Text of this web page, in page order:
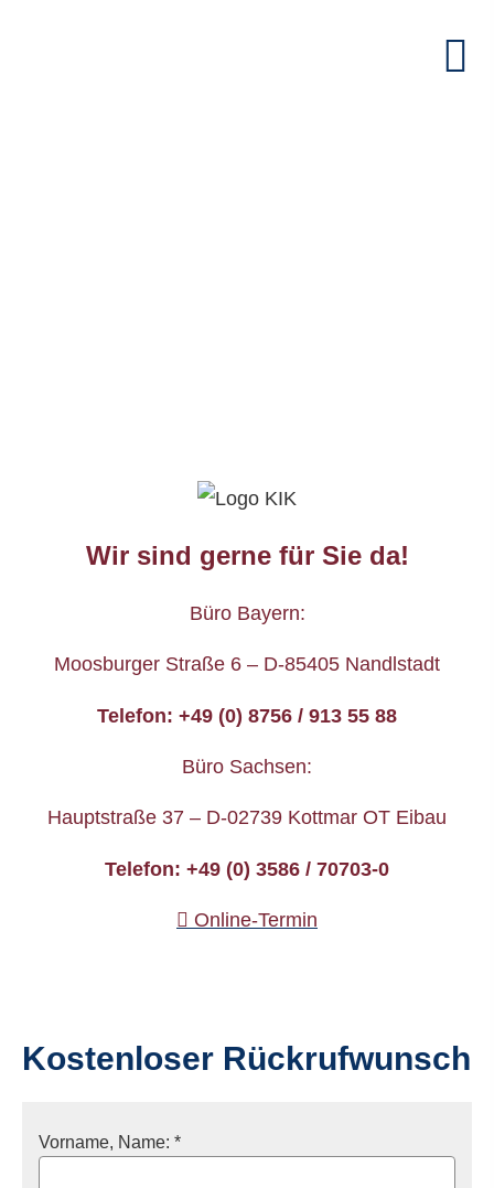
Wir sind gerne für Sie da!
Büro Bayern:
Moosburger Straße 6 – D-85405 Nandlstadt
Telefon: +49 (0) 8756 / 913 55 88
Büro Sachsen:
Hauptstraße 37 – D-02739 Kottmar OT Eibau
Telefon: +49 (0) 3586 / 70703-0
Online-Termin
Kostenloser Rückrufwunsch
Vorname, Name: *